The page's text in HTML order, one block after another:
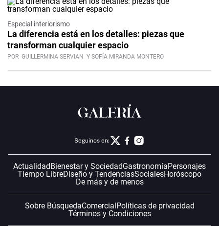
Especial interiorismo
La diferencia está en los detalles: piezas que
transforman cualquier espacio
POR GUILLERMINA SERVIAN Y SOFÍA MIRANDA MONTERO
Seguinos en:
Actualidad Bienestar y SociedadGastronomíaPersonajes
Tiempo LibreDiseño y TendenciasSocialesHoróscopo
De más y de menos
Sobre BúsquedaComercial Políticas de privacidad
Términos y Condiciones